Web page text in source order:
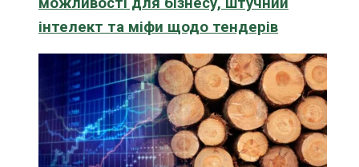
інтелект та міфи щодо тендерів